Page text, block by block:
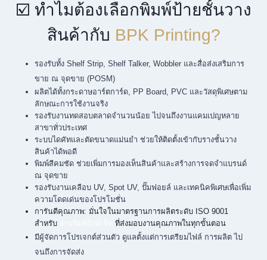
☑️ ทำไมต้องเลือกพิมพ์ป้ายชั้นวาง
สินค้ากับ BPK Printing?
รองรับทั้ง Shelf Strip, Shelf Talker, Wobbler และสื่อส่งเสริมการ
ขาย ณ จุดขาย (POSM)
ผลิตได้ทั้งกระดาษอาร์ตการ์ด, PP Board, PVC และวัสดุพิเศษตาม
ลักษณะการใช้งานจริง
รองรับงานทดสอบตลาดจำนวนน้อย ไปจนถึงงานแคมเปญหลาย
สาขาทั่วประเทศ
ระบบไดคัทและตัดขนาดแม่นยำ ช่วยให้ติดตั้งเข้ากับรางชั้นวาง
สินค้าได้พอดี
พิมพ์สีคมชัด ช่วยเพิ่มการมองเห็นสินค้าและสร้างการจดจำแบรนด์
ณ จุดขาย
รองรับงานเคลือบ UV, Spot UV, ปั๊มฟอยล์ และเทคนิคพิเศษเพื่อเพิ่ม
ความโดดเด่นของโปรโมชั่น
การันตีคุณภาพ: มั่นใจในมาตรฐานการผลิตระดับ ISO 9001
สำหรับ
ที่ส่งมอบงานคุณภาพในทุกขั้นตอน
มีผู้จัดการโปรเจกต์ส่วนตัว ดูแลตั้งแต่การเตรียมไฟล์ การผลิต ไป
จนถึงการจัดส่ง